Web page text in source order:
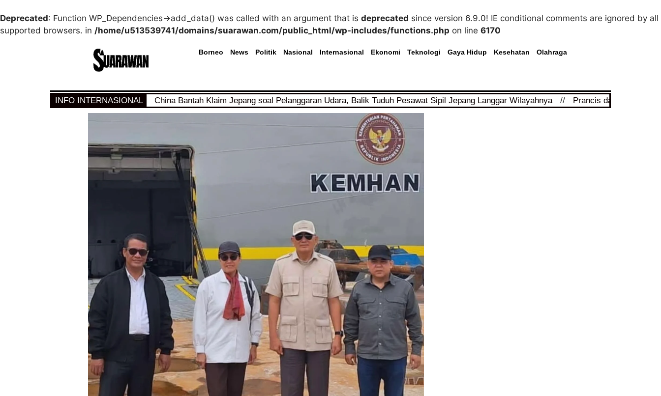
Deprecated: Function WP_Dependencies->add_data() was called with an argument that is deprecated since version 6.9.0! IE conditional comments are ignored by all
supported browsers. in /home/u513539741/domains/suarawan.com/public_html/wp-includes/functions.php on line 6170
Borneo News Politik Nasional Internasional Ekonomi Teknologi Gaya Hidup Kesehatan Olahraga
INFO INTERNASIONAL China Bantah Klaim Jepang soal Pelanggaran Udara, Balik Tuduh Pesawat Sipil Jepang Langgar Wilayahnya // Prancis dan Arab